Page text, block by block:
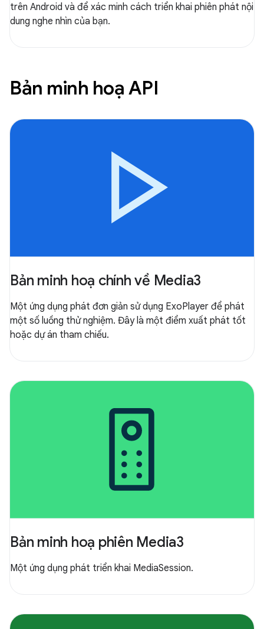
trên Android và để xác minh cách triển khai phiên phát nội
dung nghe nhìn của bạn.
Bản minh hoạ API
Bản minh hoạ chính về Media3
Một ứng dụng phát đơn giản sử dụng ExoPlayer để phát
một số luồng thử nghiệm. Đây là một điểm xuất phát tốt
hoặc dự án tham chiếu.
Bản minh hoạ phiên Media3
Một ứng dụng phát triển khai MediaSession.